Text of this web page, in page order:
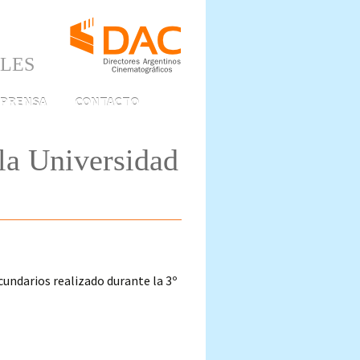
PRENSA CONTACTO
Universidad
realizado durante la 3º